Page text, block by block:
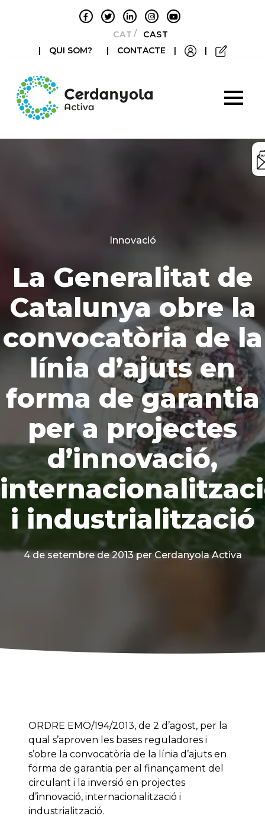
CATALÀCASTELLANO
|
QUI SOM? | CONTACTE | |
Categories
Innovació
La Generalitat de
Catalunya obre la
convocatòria de la
línia d’ajuts en
forma de garantia
per a projectes
d’innovació,
i industrialització
4 de setembre de 2013 per Cerdanyola Activa
ORDRE EMO/194/2013, de 2 d’agost, per la
qual s’aproven les bases reguladores i
s’obre la convocatòria de la línia d’ajuts en
forma de garantia per al finançament del
circulant i la inversió en projectes
d’innovació, internacionalització i
industrialització.